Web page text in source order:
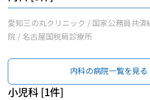
愛知三の丸クリニック / 国家公務員共
院 / 名古屋国税局診療所
内科の病院一覧を見る
小児科 [1件]